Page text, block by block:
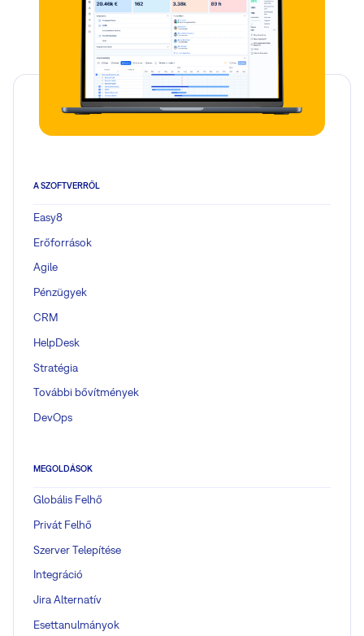
A SZOFTVERRŐL
Easy8
Erőforrások
Agile
Pénzügyek
CRM
HelpDesk
Stratégia
További bővítmények
DevOps
MEGOLDÁSOK
Globális Felhő
Privát Felhő
Szerver Telepítése
Integráció
Jira Alternatív
Esettanulmányok